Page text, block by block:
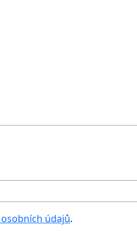
údajů.